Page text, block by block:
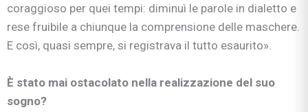
coraggioso per quei tempi: diminuì le parole in dialetto e
rese fruibile a chiunque la comprensione delle maschere.
E così, quasi sempre, si registrava il tutto esaurito».
È stato mai ostacolato nella realizzazione del suo
sogno?